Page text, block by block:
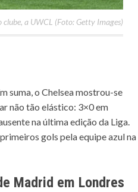
a UWCL (Foto: Getty Images)
suma, o Chelsea mostrou-se
não tão elástico: 3×0 em
na última edição da Liga.
gols pela equipe azul na
Madrid em Londres